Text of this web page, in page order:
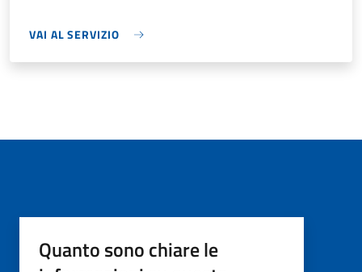
VAI AL SERVIZIO
Quanto sono chiare le